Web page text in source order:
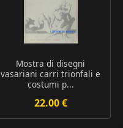
Mostra di disegni
vasariani carri trionfali e
costumi p...
22.00 €